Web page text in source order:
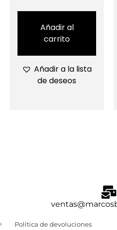
Añadir al
carrito
Añadir a la lista
de deseos
Política de devoluciones